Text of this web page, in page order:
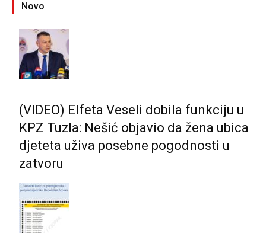
Novo
(VIDEO) Elfeta Veseli dobila funkciju u
KPZ Tuzla: Nešić objavio da žena ubica
djeteta uživa posebne pogodnosti u
zatvoru